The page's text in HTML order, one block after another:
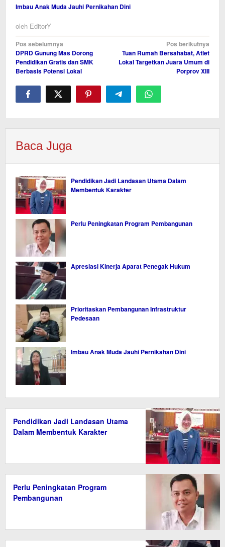
Imbau Anak Muda Jauhi Pernikahan Dini
oleh EditorY
Navigasi
pos
Pos sebelumnya
DPRD Gunung Mas Dorong
Pendidikan Gratis dan SMK
Berbasis Potensi Lokal
Pos berikutnya
Tuan Rumah Bersahabat, Atlet
Lokal Targetkan Juara Umum di
Porprov XIII
Baca Juga
Pendidikan Jadi Landasan Utama Dalam
Membentuk Karakter
Perlu Peningkatan Program Pembangunan
Apresiasi Kinerja Aparat Penegak Hukum
Prioritaskan Pembangunan Infrastruktur
Pedesaan
Imbau Anak Muda Jauhi Pernikahan Dini
Pendidikan Jadi Landasan Utama
Dalam Membentuk Karakter
Perlu Peningkatan Program
Pembangunan